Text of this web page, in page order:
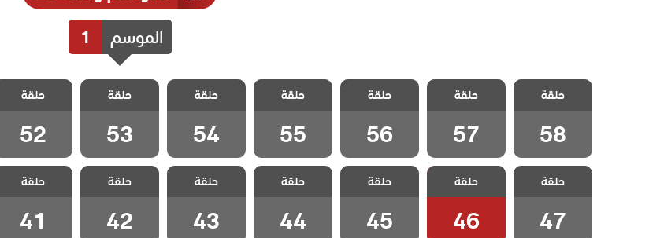
الموسم 1
الدين الايوبي
الحلقة 58
والاخيرة
حلقة
58
مسلسل صلاح
الدين الايوبي
الحلقة 57
حلقة
57
مسلسل صلاح
الدين الايوبي
الحلقة 56
حلقة
56
مسلسل صلاح
الدين الايوبي
الحلقة 55
حلقة
55
مسلسل صلاح
الدين الايوبي
الحلقة 54
حلقة
54
مسلسل صلاح
الدين الايوبي
الحلقة 53
حلقة
53
مسلسل صلاح
الدين الايوبي
الحلقة 52
حلقة
52
مسلسل صلاح
الدين الايوبي
الحلقة 47
حلقة
47
مسلسل صلاح
الدين الايوبي
الحلقة 46
حلقة
46
مسلسل صلاح
الدين الايوبي
الحلقة 45
حلقة
45
مسلسل صلاح
الدين الايوبي
الحلقة 44
حلقة
44
مسلسل صلاح
الدين الايوبي
الحلقة 43
حلقة
43
مسلسل صلاح
الدين الايوبي
الحلقة 42
حلقة
42
مسلسل صلاح
الدين الايوبي
الحلقة 41
حلقة
41